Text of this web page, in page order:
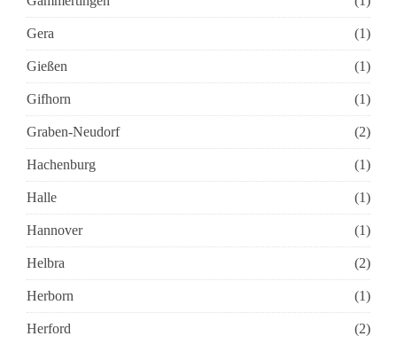
Gera (1)
Gießen (1)
Gifhorn (1)
Graben-Neudorf (2)
Hachenburg (1)
Halle (1)
Hannover (1)
Helbra (2)
Herborn (1)
Herford (2)